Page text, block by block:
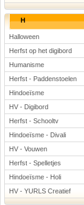
H
Halloween
Herfst op het digibord
Humanisme
Herfst - Paddenstoelen
Hindoeïsme
HV - Digibord
Herfst - Schooltv
Hindoeïsme - Divali
HV - Vouwen
Herfst - Spelletjes
Hindoeïsme - Holi
HV - YURLS Creatief